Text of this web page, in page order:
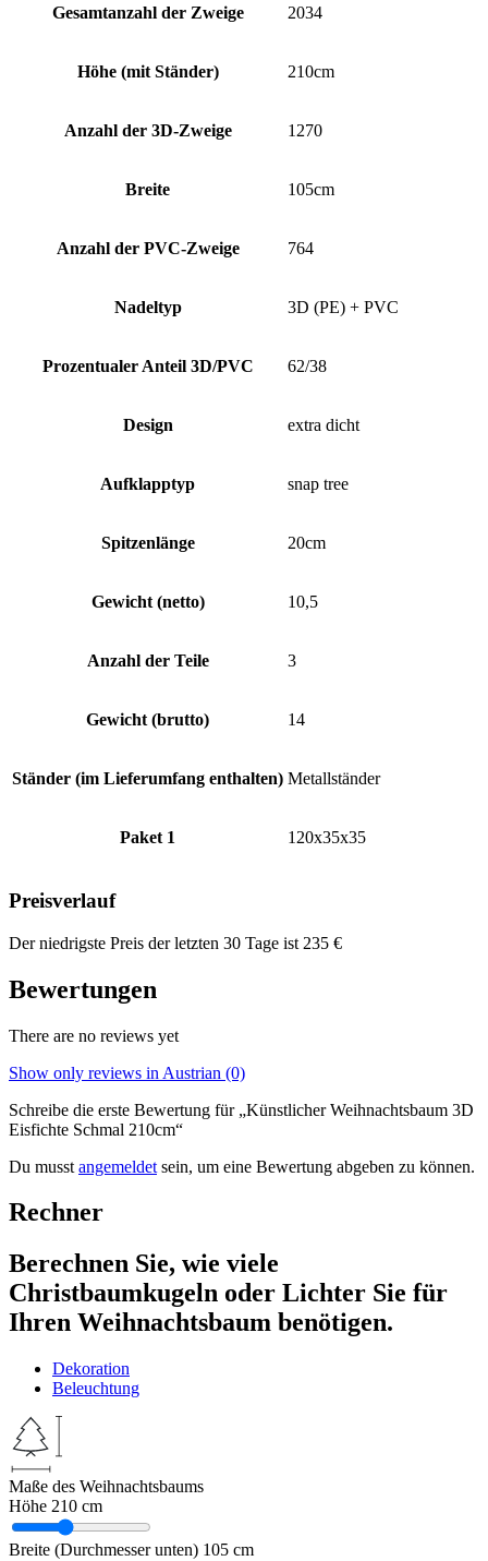
Gesamtanzahl der Zweige 2034
Höhe (mit Ständer) 210cm
Anzahl der 3D-Zweige 1270
Breite 105cm
Anzahl der PVC-Zweige 764
Nadeltyp 3D (PE) + PVC
Prozentualer Anteil 3D/PVC 62/38
Design extra dicht
Aufklapptyp snap tree
Spitzenlänge 20cm
Gewicht (netto) 10,5
Anzahl der Teile 3
Gewicht (brutto) 14
Ständer (im Lieferumfang enthalten) Metallständer
Paket 1 120x35x35
Preisverlauf
Der niedrigste Preis der letzten 30 Tage ist 235 €
Bewertungen
There are no reviews yet
Show only reviews in Austrian (0)
Schreibe die erste Bewertung für „Künstlicher Weihnachtsbaum 3D
Eisfichte Schmal 210cm“
Du musst angemeldet sein, um eine Bewertung abgeben zu können.
Rechner
Berechnen Sie, wie viele
Christbaumkugeln oder Lichter Sie für
Ihren Weihnachtsbaum benötigen.
Dekoration
Beleuchtung
Maße des Weihnachtsbaums
Höhe 210 cm
Breite (Durchmesser unten) 105 cm